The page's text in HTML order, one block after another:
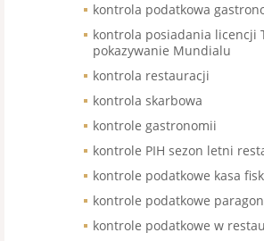
kontrola podatkowa
kontrola posiadania licencji
pokazywanie Mundialu
kontrola restauracji
kontrola skarbowa
kontrole gastronomii
kontrole PIH sezon letni
kontrole podatkowe kasa
kontrole podatkowe
kontrole podatkowe w